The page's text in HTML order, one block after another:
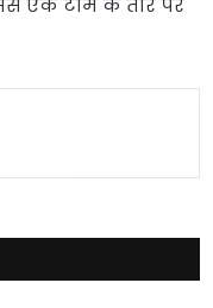
एक टीम के तौर पर